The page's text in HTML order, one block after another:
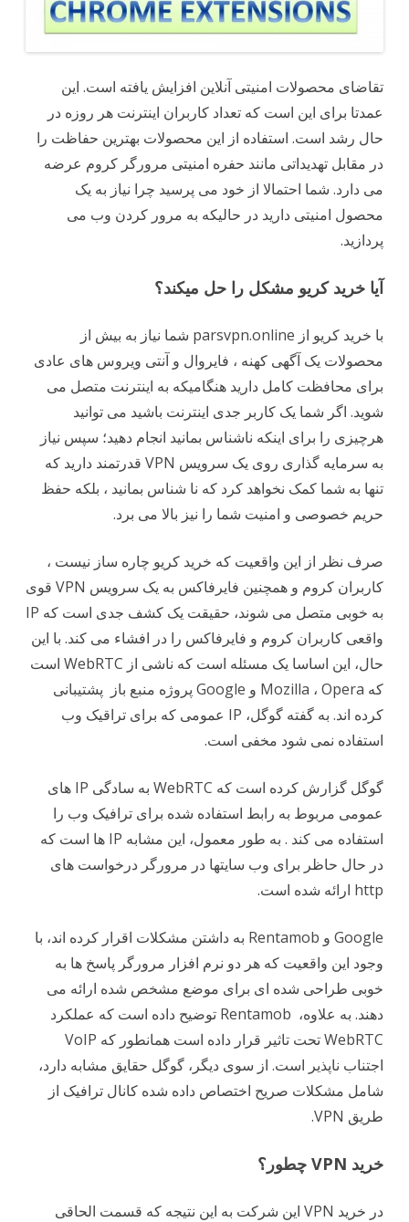
تقاضای محصولات امنیتی آنلاین افزایش یافته است. این
عمدتا برای این است که تعداد کاربران اینترنت هر روزه در
حال رشد است. استفاده از این محصولات بهترین حفاظت را
در مقابل تهدیداتی مانند حفره امنیتی مرورگر کروم عرضه
می دارد. شما احتمالا از خود می پرسید چرا نیاز به یک
محصول امنیتی دارید در حالیکه به مرور کردن وب می
پردازید.
آیا خرید کریو مشکل را حل میکند؟
با خرید کریو از parsvpn.online شما نیاز به بیش از
محصولات یک آگهی کهنه ، فایروال و آنتی ویروس های عادی
برای محافظت کامل دارید هنگامیکه به اینترنت متصل می
شوید. اگر شما یک کاربر جدی اینترنت باشید می توانید
هرچیزی را برای اینکه ناشناس بمانید انجام دهید؛ سپس نیاز
به سرمایه گذاری روی یک سرویس VPN قدرتمند دارید که
تنها به شما کمک نخواهد کرد که نا شناس بمانید ، بلکه حفظ
حریم خصوصی و امنیت شما را نیز بالا می برد.
صرف نظر از این واقعیت که خرید کریو چاره ساز نیست ،
کاربران کروم و همچنین فایرفاکس به یک سرویس VPN قوی
به خوبی متصل می شوند، حقیقت یک کشف جدی است که IP
واقعی کاربران کروم و فایرفاکس را در افشاء می کند. با این
حال، این اساسا یک مسئله است که ناشی از WebRTC است
که Mozilla ، Opera و Google پروژه منبع باز پشتیبانی
کرده اند. به گفته گوگل، IP عمومی که برای تراقیک وب
استفاده نمی شود مخفی است.
گوگل گزارش کرده است که WebRTC به سادگی IP های
عمومی مربوط به رابط استفاده شده برای ترافیک وب را
استفاده می کند . به طور معمول، این مشابه IP ها است که
در حال حاظر برای وب سایتها در مرورگر درخواست های
http ارائه شده است.
Google و Rentamob به داشتن مشکلات اقرار کرده اند، با
وجود این واقعیت که هر دو نرم افزار مرورگر پاسخ ها به
خوبی طراحی شده ای برای موضع مشخص شده ارائه می
دهند. به علاوه، Rentamob توضیح داده است که عملکرد
WebRTC تحت تاثیر قرار داده است همانطور که VoIP
اجتناب ناپذیر است. از سوی دیگر، گوگل حقایق مشابه دارد،
شامل مشکلات صریح اختصاص داده شده کانال ترافیک از
طریق VPN.
خرید VPN چطور؟
در خرید VPN این شرکت به این نتیجه که قسمت الحاقی